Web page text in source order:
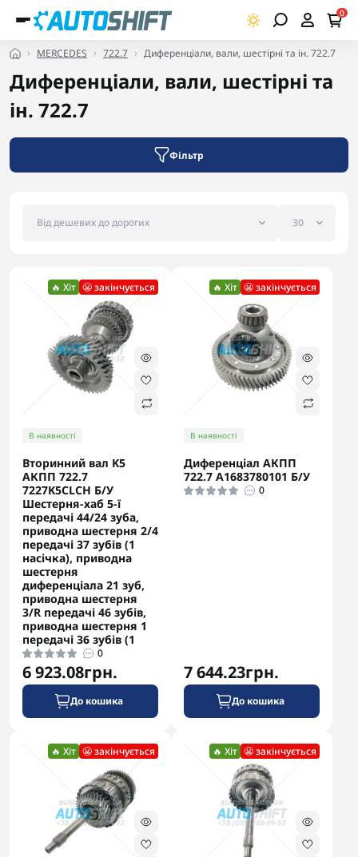
0
MERCEDES 722.7 Диференціали, вали, шестірні та ін. 722.7
new
Первинний вал K1 (Новий, Оригінал) [17T] DSG7 DQ200
0
3 846.15грн.
Диференціали, вали, шестірні та
ін. 722.7
Фільтр
🔥 Хіт 😬 закінчується
В наявності
Вторинний вал K5
АКПП 722.7
7227K5CLCH Б/У
Шестерня-хаб 5-ї
передачі 44/24 зуба,
приводна шестерня 2/4
передачі 37 зубів (1
насічка), приводна
шестерня
диференціала 21 зуб,
приводна шестерня
3/R передачі 46 зубів,
приводна шестерня 1
передачі 36 зубів (1
0
6 923.08грн.
До кошика
🔥 Хіт 😬 закінчується
В наявності
Диференціал АКПП
722.7 A1683780101 Б/У
0
7 644.23грн.
До кошика
🔥 Хіт 😬 закінчується 🔥 Хіт 😬 закінчується